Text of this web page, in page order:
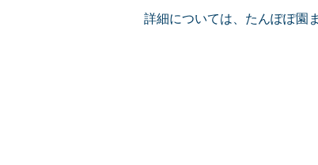
詳細については、たんぽぽ園